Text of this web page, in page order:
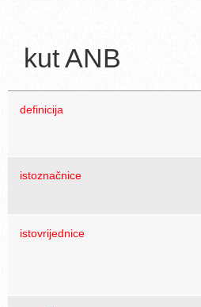
kut ANB
definicija
istoznačnice
istovrijednice